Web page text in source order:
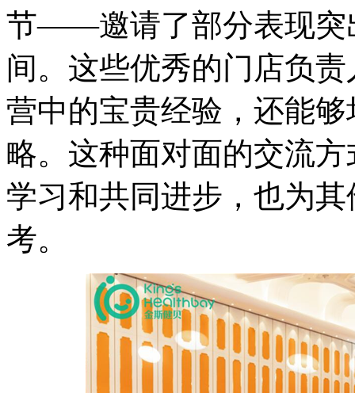
节——邀请了部分表现突
间。这些优秀的门店负
营中的宝贵经验，还能
略。这种面对面的交流
学习和共同进步，也为
考。